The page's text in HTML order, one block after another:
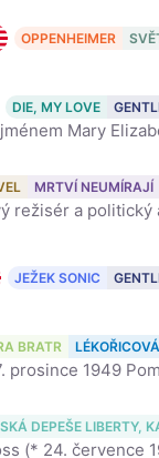
OPPENHEIMER
DIE, MY LOVE
MRTVÍ NEUMÍRAJÍ
JEŽEK SONIC
BRATR
DEPEŠE LIBERTY,